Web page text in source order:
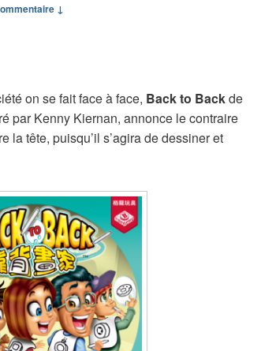
↓
on se fait face à face, Back to Backde
par Kenny Kiernan, annonce le contraire
la tête, puisqu’il s’agira de dessiner et